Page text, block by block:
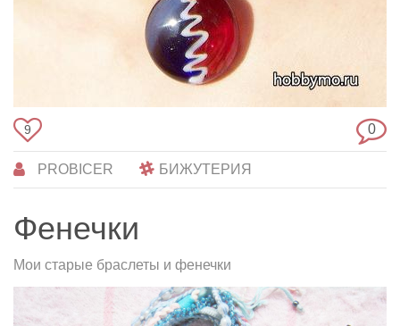
9 0
PROBICER БИЖУТЕРИЯ
Фенечки
Мои старые браслеты и фенечки